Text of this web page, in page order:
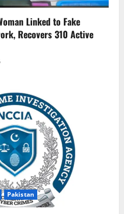
Linked to Fake
Recovers 310 Active
Pakistan